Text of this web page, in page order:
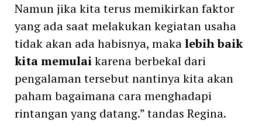
Namun jika kita terus memikirkan faktor
yang ada saat melakukan kegiatan usaha
tidak akan ada habisnya, makalebih baik
kita memulaikarena berbekal dari
pengalaman tersebut nantinya kita akan
paham bagaimana cara menghadapi
rintangan yang datang.” tandas Regina.